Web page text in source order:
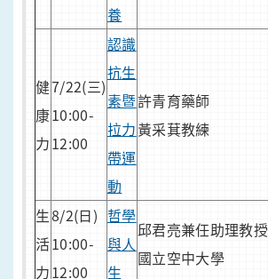
養
健
康
力
7/22(三)
10:00-
12:00
認識
抗生
素暨
拉力
帶運
動
許青育藥師
黃采萁教練
生
活
力
8/2(日)
10:00-
12:00
哲學
與人
生
邱君亮兼任助理教授
國立空中大學